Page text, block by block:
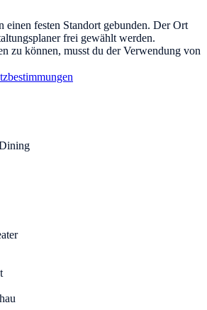
einen festen Standort gebunden. Der Ort
frei gewählt werden.
zu können, musst du der Verwendung von